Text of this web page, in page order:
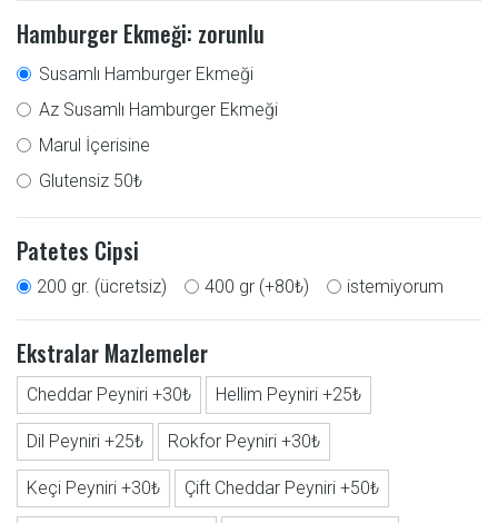
Hamburger Ekmeği: zorunlu
Susamlı Hamburger Ekmeği
Az Susamlı Hamburger Ekmeği
Marul İçerisine
Glutensiz 50₺
Patetes Cipsi
200 gr. (ücretsiz) 400 gr (+80₺) istemiyorum
Ekstralar Mazlemeler
Cheddar Peyniri +30₺ Hellim Peyniri +25₺
Dil Peyniri +25₺ Rokfor Peyniri +30₺
Keçi Peyniri +30₺ Çift Cheddar Peyniri +50₺